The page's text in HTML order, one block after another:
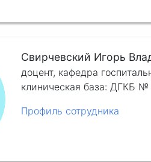
Свирчевский Игорь
доцент, кафедра
клиническая база: ДГКБ
Профиль сотрудника